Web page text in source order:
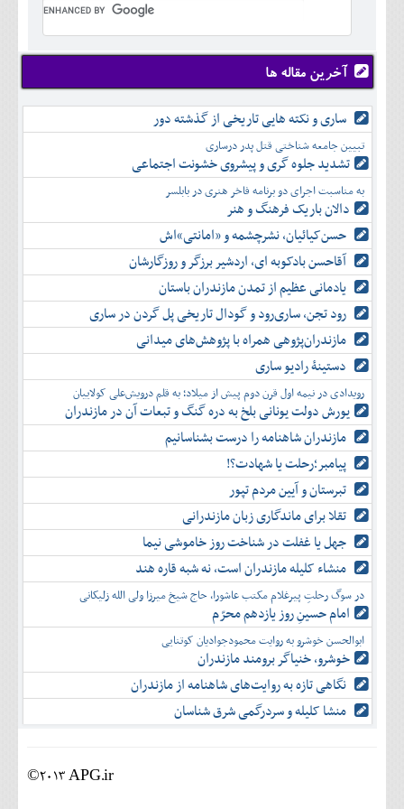
دی
بهمن
اسفند
آبان
آذر
دی
بهمن
اسفند
شهريور
مهر
آبان
آذر
دی
بهمن
اسفند
تير
مرداد
شهريور
مهر
آبان
آذر
دی
بهمن
اسفند
آخرین مقاله ها
ساری و نکته هایی تاریخی از گذشته دور
تبیین جامعه شناختی قتل پدر درساری
تشدید جلوه‌ گری و پیشروی خشونت اجتماعی
به مناسبت اجرای دو برنامه فاخر هنری در بابلسر
دالان باریک فرهنگ و هنر
حسن‌کیائیان، نشرچشمه و «امانتی»اش
آقاحسن بادکوبه ای، اردشیر برزگر و روزگارشان
یادمانی عظیم از تمدن مازندران باستان
رود تجن، ساری‌رود و گودال تاریخی پل گردن در ساری
مازندران‌پژوهی همراه با پژوهش‌های میدانی
دستینۀ رادیو ساری
رویدادی در نیمه اول قرن دوم پیش از میلاد؛ به قلم درویش‌علی کولاییان
یورش دولت یونانی بلخ به دره گنگ و تبعات آن در مازندران
مازندران شاهنامه را درست بشناسانیم
پیامبر؛رحلت یا شهادت؟!
تبرستان و آیین مردم تپور
تقلا برای ماندگاری زبان مازندرانی
جهل یا غفلت در شناخت روز خاموشی نیما
منشاء کلیله مازندران است، نه شبه قاره هند
در سوگ رحلتِ پیرغلام مکتب عاشورا، حاج شیخ میرزا ولی الله زلیکانی
امام حسینِ روز یازدهم محرّم
ابوالحسن خوشرو به روایت محمودجوادیان کوتنایی
خوشرو، خنياگر برومند مازندران
نگاهی تازه به روایت‌های شاهنامه از مازندران
منشا کلیله و سردرگمی شرق شناسان
©2013 APG.ir